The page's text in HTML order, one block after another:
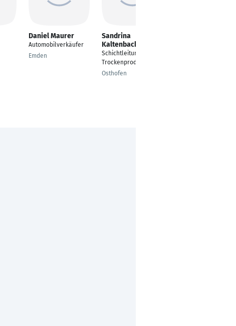
Daniel Maurer
Automobilverkäufer
Emden
Sandrina
Kaltenbach
Schichtleitung
Trockenproduktion
Osthofen